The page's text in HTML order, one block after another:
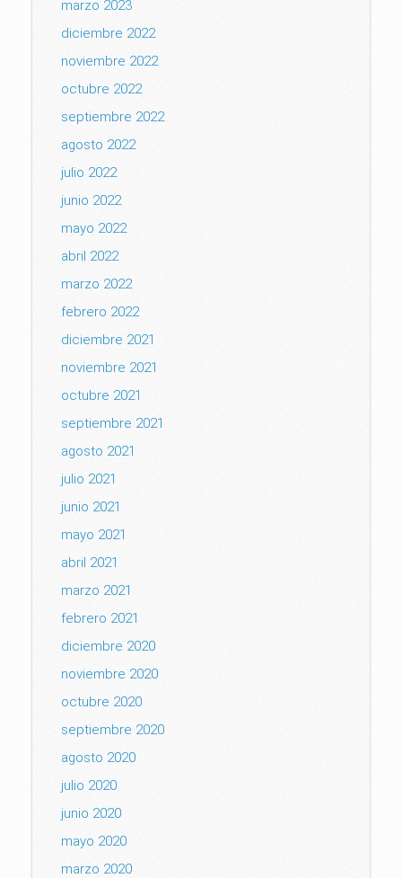
marzo 2023
diciembre 2022
noviembre 2022
octubre 2022
septiembre 2022
agosto 2022
julio 2022
junio 2022
mayo 2022
abril 2022
marzo 2022
febrero 2022
diciembre 2021
noviembre 2021
octubre 2021
septiembre 2021
agosto 2021
julio 2021
junio 2021
mayo 2021
abril 2021
marzo 2021
febrero 2021
diciembre 2020
noviembre 2020
octubre 2020
septiembre 2020
agosto 2020
julio 2020
junio 2020
mayo 2020
marzo 2020